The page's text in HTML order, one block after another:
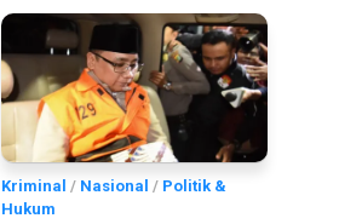
Kriminal / Nasional / Politik &
Hukum